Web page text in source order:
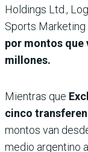
Holdings Ltd.,
Sports
por montos que
millones.
Mientras que
cinco
montos van
medio argentino